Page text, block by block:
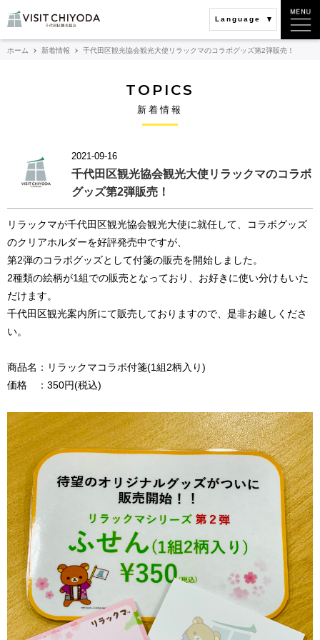
Language
ホーム 新着情報 千代田区観光協会観光大使リラックマのコラボグッズ第2弾販売！
TOPICS
新着情報
2021-09-16
千代田区観光協会観光大使リラックマのコラボ
グッズ第2弾販売！
リラックマが千代田区観光協会観光大使に就任して、コラボグッズ
のクリアホルダーを好評発売中ですが、
第2弾のコラボグッズとして付箋の販売を開始しました。
2種類の絵柄が1組での販売となっており、お好きに使い分けもいた
だけます。
千代田区観光案内所にて販売しておりますので、是非お越しくださ
い。
商品名：リラックマコラボ付箋(1組2柄入り)
価格 ：350円(税込)